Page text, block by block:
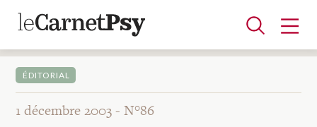
Articles
ÉDITORIAL
1 décembre 2003 -N°86